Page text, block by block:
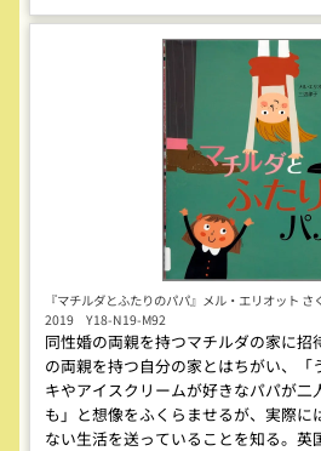
『マチルダとふたりのパパ』メル・エリオット
2019 Y18-N19-M92
同性婚の両親を持つマチルダの家に招
の両親を持つ自分の家とはちがい、「
キやアイスクリームが好きなパパが二
も」と想像をふくらませるが、実際に
ない生活を送っていることを知る。英